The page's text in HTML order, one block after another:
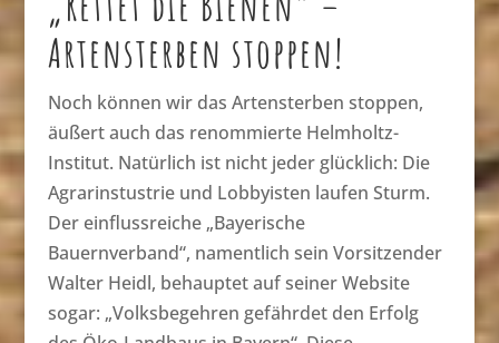
Artensterben stoppen!
Noch können wir das Artensterben stoppen,
äußert auch das renommierte Helmholtz-
Institut. Natürlich ist nicht jeder glücklich: Die
Agrarinstustrie und Lobbyisten laufen Sturm.
Der einflussreiche „Bayerische
Bauernverband“, namentlich sein Vorsitzender
Walter Heidl, behauptet auf seiner Website
sogar: „Volksbegehren gefährdet den Erfolg